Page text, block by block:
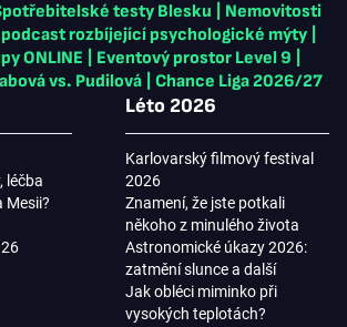
testy Blesku
Nemovitosti
rozbíjející psychologické mýty
ONLINE
Eventový prostor Level 9
vs. Pudilová
Chance Liga 2026/27
léčba
Mesii?
Léto 2026
Karlovarský filmový festival
2026
Znamení, že jste potkali
někoho z minulého života
Astronomické úkazy 2026:
zatmění slunce a další
Jak obléci miminko při
vysokých teplotách?